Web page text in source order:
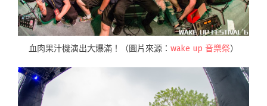
血肉果汁機演出大爆滿！（圖片來源： wake up 音樂祭）